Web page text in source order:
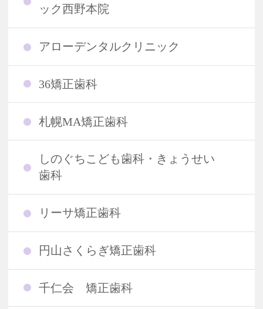
ック西野本院
アローデンタルクリニック
36矯正歯科
札幌MA矯正歯科
しのぐちこども歯科・きょうせい
歯科
リーサ矯正歯科
円山さくらぎ矯正歯科
千仁会 矯正歯科